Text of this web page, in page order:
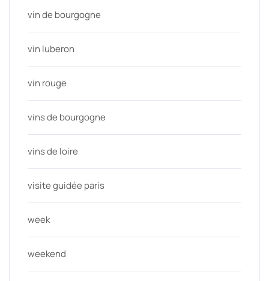
vin de bourgogne
vin luberon
vin rouge
vins de bourgogne
vins de loire
visite guidée paris
week
weekend